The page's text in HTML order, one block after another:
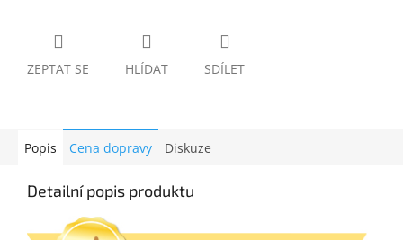
ZEPTAT SE HLÍDAT SDÍLET
Popis Cena dopravy Diskuze
Detailní popis produktu